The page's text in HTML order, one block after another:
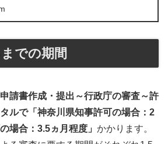
での期間
請書作成・提出～行政庁の審査～許
タルで「神奈川県知事許可の場合：2
場合：3.5ヵ月程度」 かかります。